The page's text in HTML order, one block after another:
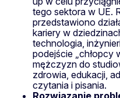
tego sektora w UE.
przedstawiono
kariery w
technologia,
podejście „chłopcy
mężczyzn do
zdrowia, edukacji,
czytania i pisania.
Rozwiązanie